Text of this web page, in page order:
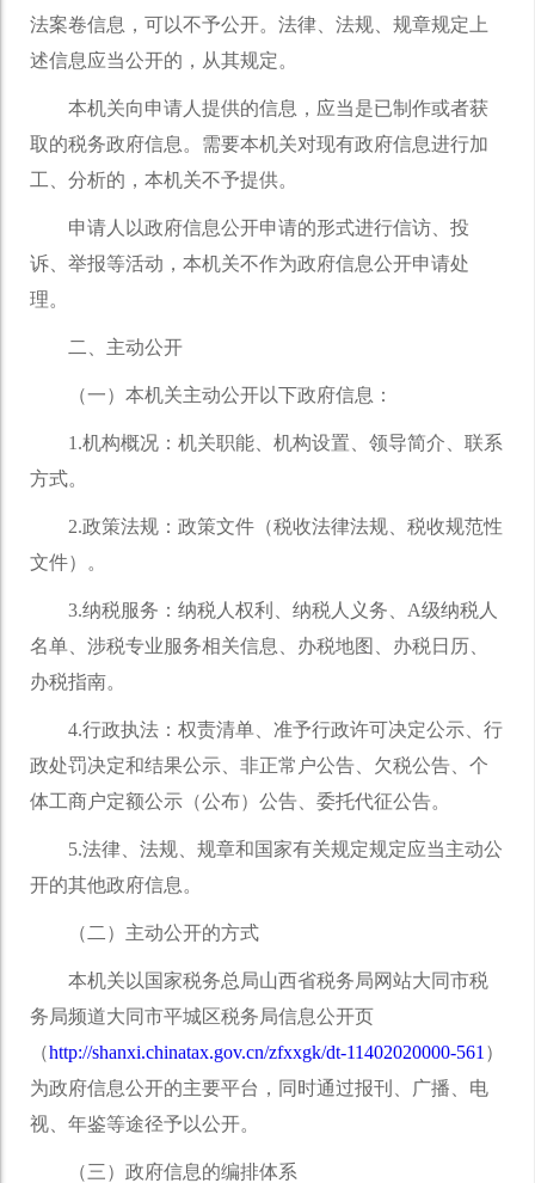
法案卷信息，可以不予公开。法律、法规、规章规定上
述信息应当公开的，从其规定。
本机关向申请人提供的信息，应当是已制作或者获
取的税务政府信息。需要本机关对现有政府信息进行加
工、分析的，本机关不予提供。
申请人以政府信息公开申请的形式进行信访、投
诉、举报等活动，本机关不作为政府信息公开申请处
理。
二、主动公开
（一）本机关主动公开以下政府信息：
1.机构概况：机关职能、机构设置、领导简介、联系
方式。
2.政策法规：政策文件（税收法律法规、税收规范性
文件）。
3.纳税服务：纳税人权利、纳税人义务、A级纳税人
名单、涉税专业服务相关信息、办税地图、办税日历、
办税指南。
4.行政执法：权责清单、准予行政许可决定公示、行
政处罚决定和结果公示、非正常户公告、欠税公告、个
体工商户定额公示（公布）公告、委托代征公告。
5.法律、法规、规章和国家有关规定规定应当主动公
开的其他政府信息。
（二）主动公开的方式
本机关以国家税务总局山西省税务局网站大同市税
务局频道大同市平城区税务局信息公开页
（http://shanxi.chinatax.gov.cn/zfxxgk/dt-11402020000-561 ）
为政府信息公开的主要平台，同时通过报刊、广播、电
视、年鉴等途径予以公开。
（三）政府信息的编排体系